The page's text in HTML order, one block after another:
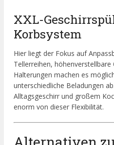
XXL-
Korbsystem
Hier liegt der Fokus auf
Tellerreihen,
Halterungen machen es
unterschiedliche Beladungen
Alltagsgeschirr und großem
enorm von dieser Flexibilität.